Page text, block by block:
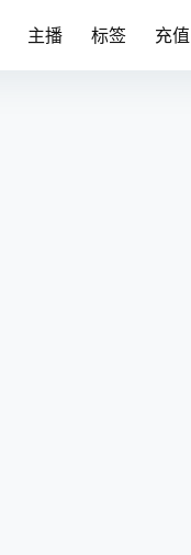
主播 标签 充值